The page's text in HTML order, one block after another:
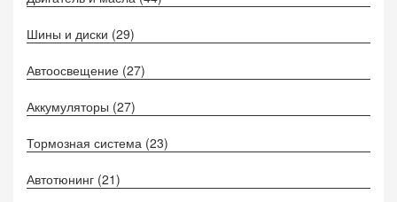
Шины и диски (29)
Автоосвещение (27)
Аккумуляторы (27)
Тормозная система (23)
Автотюнинг (21)